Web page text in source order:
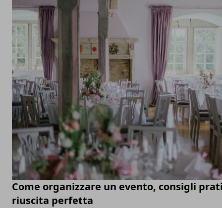
Come organizzare un evento, consigli
riuscita perfetta